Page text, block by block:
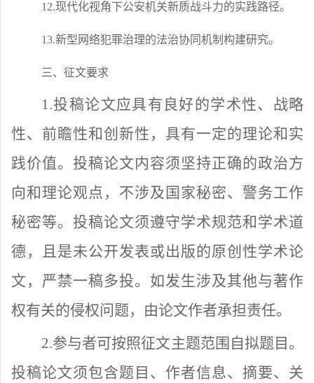
12.现代化视角下公安机关新质战斗力的实践路径。
13.新型网络犯罪治理的法治协同机制构建研究。
三、征文要求
1.投稿论文应具有良好的学术性、战略
性、前瞻性和创新性，具有一定的理论和实
践价值。投稿论文内容须坚持正确的政治方
向和理论观点，不涉及国家秘密、警务工作
秘密等。投稿论文须遵守学术规范和学术道
德，且是未公开发表或出版的原创性学术论
文，严禁一稿多投。如发生涉及其他与著作
权有关的侵权问题，由论文作者承担责任。
2.参与者可按照征文主题范围自拟题目。
投稿论文须包含题目、作者信息、摘要、关